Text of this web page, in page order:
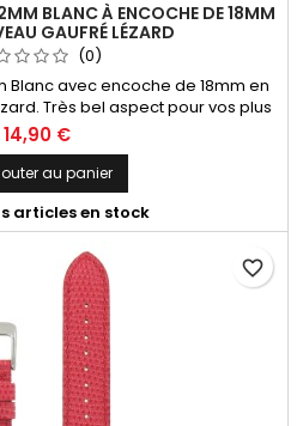
BLANC À ENCOCHE DE 18MM
GAUFRÉ LÉZARD
(0)
Blanc avec encoche de 18mm en
Très bel aspect pour vos plus
Artisanale Italienne
14,90 €
au panier
articles en stock
favorite_border